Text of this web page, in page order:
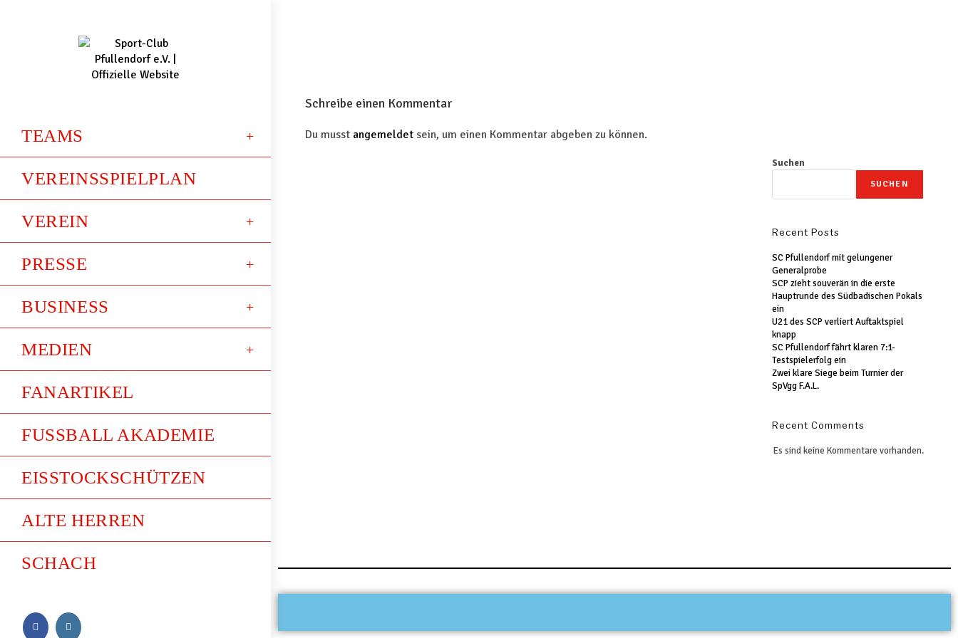
TEAMS
VEREINSSPIELPLAN
VEREIN
PRESSE
BUSINESS
MEDIEN
FANARTIKEL
FUSSBALL AKADEMIE
EISSTOCKSCHÜTZEN
ALTE HERREN
SCHACH
Schreibe einen Kommentar
Du musst angemeldet sein, um einen Kommentar abgeben zu können.
Suchen
SUCHEN
Recent Posts
SC Pfullendorf mit gelungener
Generalprobe
SCP zieht souverän in die erste
Hauptrunde des Südbadischen Pokals
ein
U21 des SCP verliert Auftaktspiel
knapp
SC Pfullendorf fährt klaren 7:1-
Testspielerfolg ein
Zwei klare Siege beim Turnier der
SpVgg F.A.L.
Recent Comments
Es sind keine Kommentare vorhanden.